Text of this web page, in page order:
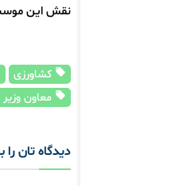
نقش این
کشاورزی
معاون
دیدگاه تان